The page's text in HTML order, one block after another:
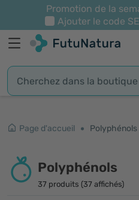
Promotion de la
Ajouter le code
Page d'accueil Polyphénols
Polyphénols
37 produits (37 affichés)